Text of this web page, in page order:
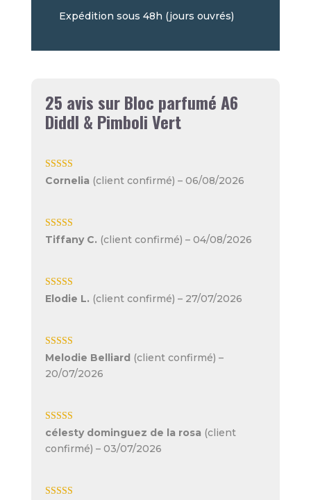
Expédition sous 48h (jours ouvrés)
25 avis surBloc parfumé A6
Diddl & Pimboli Vert
Note4sur
Cornelia (client confirmé) – 06/08/2026
Note5sur 5
Tiffany C. (client confirmé) – 04/08/2026
Note5sur 5
Elodie L. (client confirmé) – 27/07/2026
Note5sur 5
Melodie Belliard (client confirmé) –
20/07/2026
Note5sur 5
célesty dominguez de la rosa (client
confirmé) – 03/07/2026